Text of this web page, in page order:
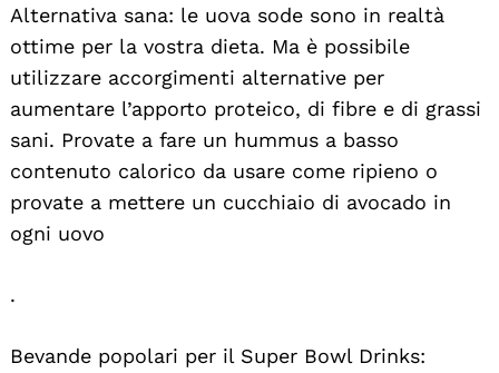
Alternativa sana: le uova sode sono in realtà
ottime per la vostra dieta. Ma è possibile
utilizzare accorgimenti alternative per
aumentare l’apporto proteico, di fibre e di grassi
sani. Provate a fare un hummus a basso
contenuto calorico da usare come ripieno o
provate a mettere un cucchiaio di avocado in
ogni uovo
.
Bevande popolari per il Super Bowl Drinks: